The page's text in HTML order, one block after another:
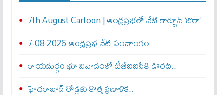
7th August Cartoon | ఆంధ్రప్రభలో నేటి కార్టూన్ ‘ఔరా’
7-08-2026 ఆంధ్రప్రభ నేటి పంచాంగం
రాయదుర్గం భూ వివాదంలో టీజీఐఐసీకి ఊరట..
హైదరాబాద్ రోడ్లకు కొత్త ప్రణాళిక..